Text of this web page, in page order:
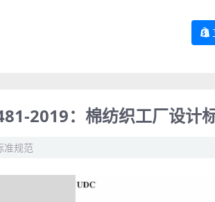
2019：棉纺织工厂设计
准规范